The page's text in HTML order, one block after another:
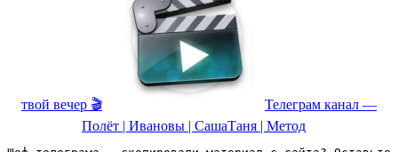
твой вечер 🎬
Телеграм канал —
Полёт | Ивановы | СашаТаня | Метод